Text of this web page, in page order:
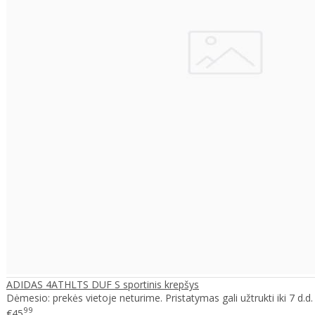
ADIDAS 4ATHLTS DUF S sportinis krepšys
Dėmesio: prekės vietoje neturime. Pristatymas gali užtrukti iki 7 d.d.
99